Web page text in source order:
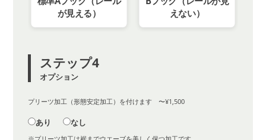
が見える） えない）
ステップ4
オプション
プリーツ加工（形態安定加工）を付けます 〜¥1,500
あり なし